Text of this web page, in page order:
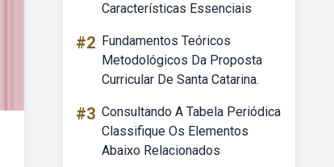
Características Essenciais
#2 Fundamentos Teóricos
Metodológicos Da Proposta
Curricular De Santa Catarina.
#3 Consultando A Tabela Periódica
Classifique Os Elementos
Abaixo Relacionados